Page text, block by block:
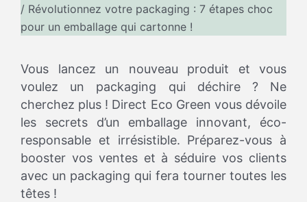
/ Révolutionnez votre packaging : 7 étapes choc
pour un emballage qui cartonne !
Vous lancez un nouveau produit et vous
voulez un packaging qui déchire ? Ne
cherchez plus ! Direct Eco Green vous dévoile
les secrets d’un emballage innovant, éco-
responsable et irrésistible. Préparez-vous à
booster vos ventes et à séduire vos clients
avec un packaging qui fera tourner toutes les
têtes !